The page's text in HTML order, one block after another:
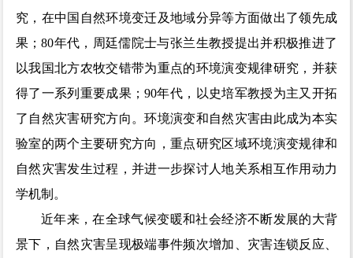
Science
究，在中国自然环境变迁及地域分异等方面做出了领先成
果；80年代，周廷儒院士与张兰生教授提出并积极推进了
以我国北方农牧交错带为重点的环境演变规律研究，并获
得了一系列重要成果；90年代，以史培军教授为主又开拓
了自然灾害研究方向。环境演变和自然灾害由此成为本实
验室的两个主要研究方向，重点研究区域环境演变规律和
自然灾害发生过程，并进一步探讨人地关系相互作用动力
学机制。
近年来，在全球气候变暖和社会经济不断发展的大背
景下，自然灾害呈现极端事件频次增加、灾害连锁反应、